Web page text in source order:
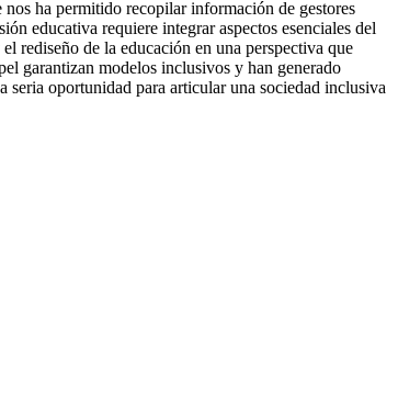
ha permitido recopilar información de gestores
educativa requiere integrar aspectos esenciales del
rediseño de la educación en una perspectiva que
garantizan modelos inclusivos y han generado
seria oportunidad para articular una sociedad inclusiva